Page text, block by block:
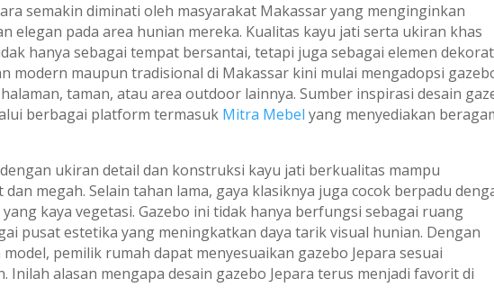
semakin diminati oleh masyarakat Makassar yang menginginkan
elegan pada area hunian mereka. Kualitas kayu jati serta ukiran khas
hanya sebagai tempat bersantai, tetapi juga sebagai elemen
modern maupun tradisional di Makassar kini mulai mengadopsi
taman, atau area outdoor lainnya. Sumber inspirasi desain
berbagai platform termasuk Mitra Mebel yang menyediakan
ukiran detail dan konstruksi kayu jati berkualitas mampu
megah. Selain tahan lama, gaya klasiknya juga cocok berpadu
kaya vegetasi. Gazebo ini tidak hanya berfungsi sebagai ruang
pusat estetika yang meningkatkan daya tarik visual hunian. Dengan
pemilik rumah dapat menyesuaikan gazebo Jepara sesuai
Inilah alasan mengapa desain gazebo Jepara terus menjadi favorit di